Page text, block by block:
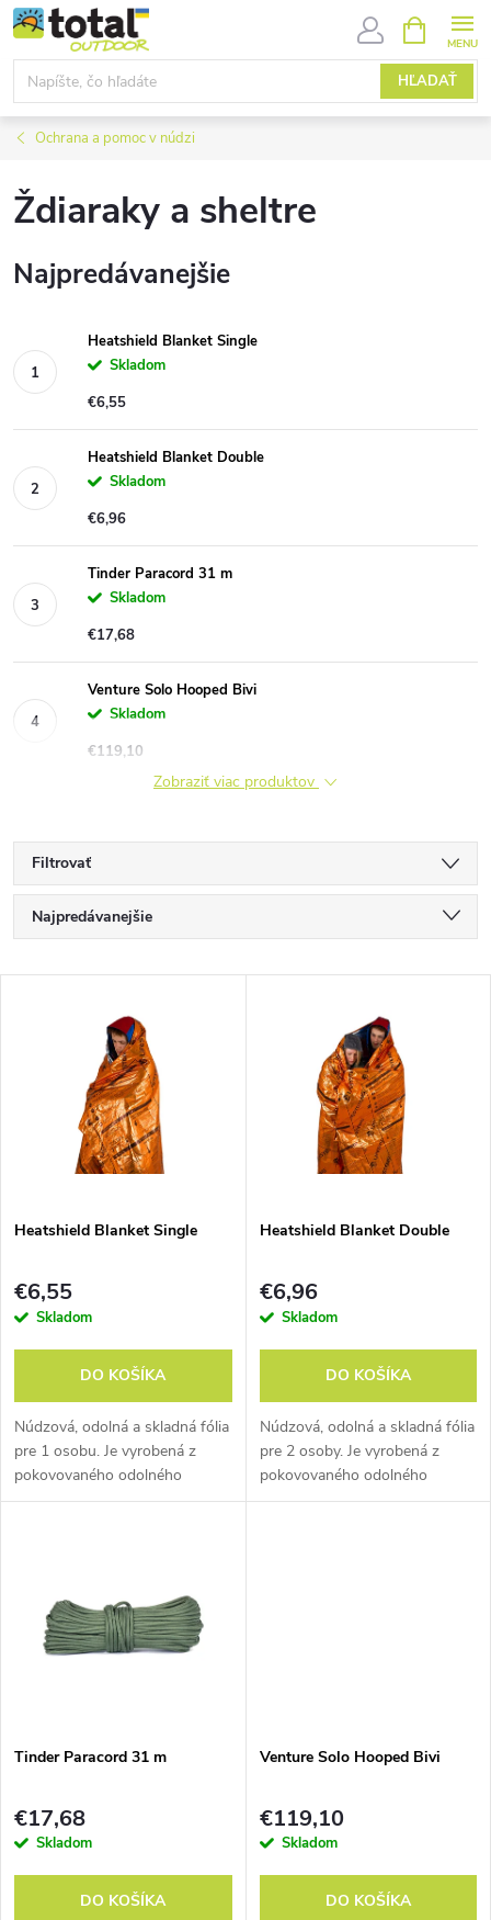
Prejsť
na
obsah
HĽADAŤ
KOŠÍK
Ochrana a pomoc v núdzi
Ždiaraky a sheltre
Najpredávanejšie
Heatshield Blanket Single
Skladom
€6,55
Heatshield Blanket Double
Skladom
€6,96
Tinder Paracord 31 m
Skladom
€17,68
Venture Solo Hooped Bivi
Skladom
€119,10
Zobraziť viac produktov
Filtrovať
R
a
e
p
r
o
d
v
Najpredávanejšie
s
p
r
d
u
Heatshield Blanket Single
€6,55
Skladom
DO KOŠÍKA
Núdzová, odolná a skladná fólia
pre 1 osobu. Je vyrobená z
pokovovaného odolného
polyuretánu, ktorý odráža späť
Heatshield Blanket Double
€6,96
Skladom
DO KOŠÍKA
Núdzová, odolná a skladná fólia
pre 2 osoby. Je vyrobená z
pokovovaného odolného
polyuretánu, ktorý odráža späť
Tinder Paracord 31 m
€17,68
Skladom
DO KOŠÍKA
Venture Solo Hooped Bivi
€119,10
Skladom
DO KOŠÍKA